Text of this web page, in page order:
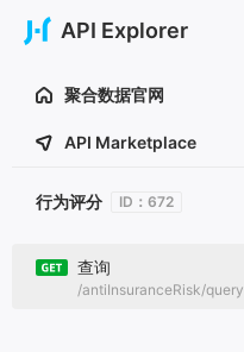
API Explorer
聚合数据官网
API Marketplace
行为评分 ID：672
查询
/antiInsuranceRisk/query